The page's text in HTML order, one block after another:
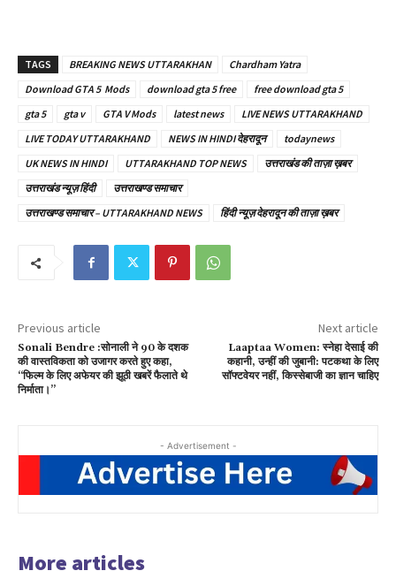
TAGS BREAKING NEWS UTTARAKHAN
Chardham Yatra
Download GTA 5 Mods
download gta 5 free
free download gta 5
gta 5
gta v GTA V Mods latest news
LIVE NEWS UTTARAKHAND
LIVE TODAY UTTARAKHAND
NEWS IN HINDI देहरादून
todaynews
UK NEWS IN HINDI
UTTARAKHAND TOP NEWS
उत्तराखंड की ताज़ा ख़बर
उत्तराखंड न्यूज़ हिंदी
उत्तराखण्ड समाचार
उत्तराखण्ड समाचार – UTTARAKHAND NEWS
हिंदी न्यूज़ देहरादून की ताज़ा ख़बर
Previous article
Sonali Bendre :सोनाली ने 90 के दशक
की वास्तविकता को उजागर करते हुए कहा,
“फिल्म के लिए अफेयर की झूठी खबरें फैलाते थे
निर्माता।”
Next article
Laaptaa Women: स्नेहा देसाई की
कहानी, उन्हीं की जुबानी: पटकथा के लिए
सॉफ्टवेयर नहीं, किस्सेबाजी का ज्ञान चाहिए
- Advertisement -
More articles